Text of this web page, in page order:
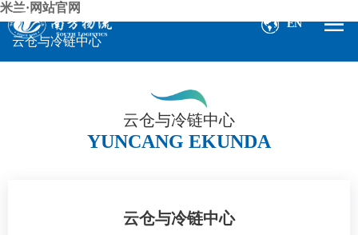
米兰·网站官网
EN
云仓与冷链中心
云仓与冷链中心
YUNCANG EKUNDA
云仓与冷链中心